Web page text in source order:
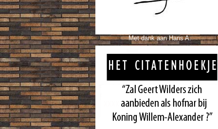
Met dank aan Hans A.